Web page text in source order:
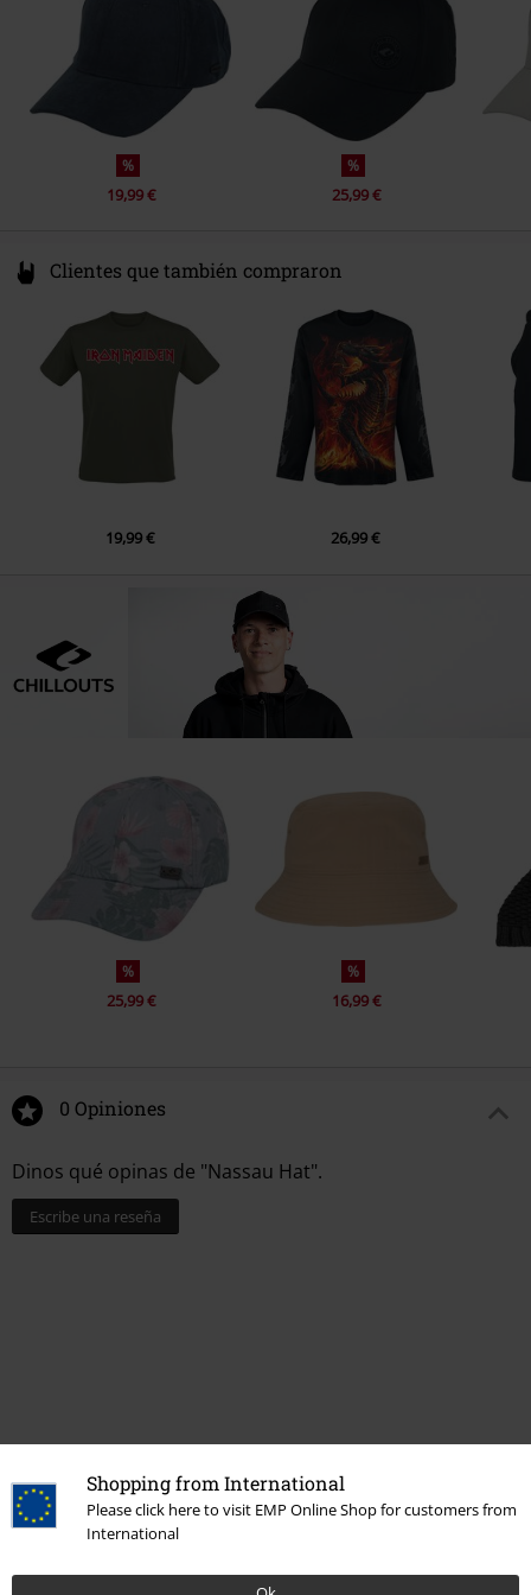
Shopping from International
Please click here to visit EMP Online Shop for customers from
International
%
19,99 €
%
25,99 €
Clientes que también compraron
19,99 € 26,99 €
%
25,99 €
%
16,99 €
0 Opiniones
Dinos qué opinas de "Nassau Hat".
Escribe una reseña
Más categorías. Más opciones
Marcas Ropa Chillouts